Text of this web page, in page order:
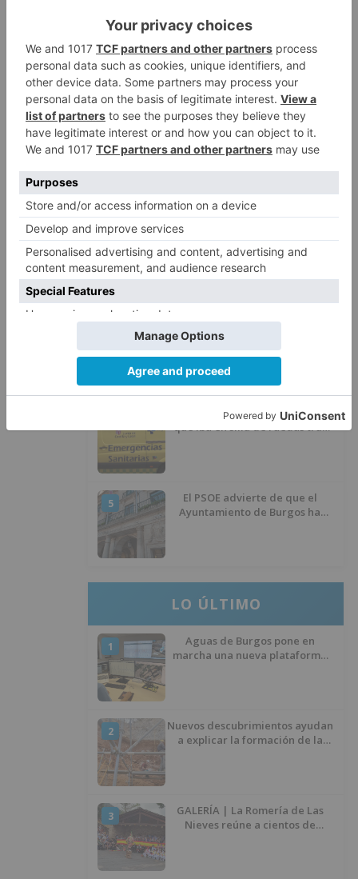
fraudulento
hubu
LO + VISTO
Matthew Brennan conquista el
Castillo y se viste de líder en el
2
Un incendio intencionado
calcina el tobogán del parque
infantil del Barrio del Pilar de
Seis proyectos de Burgos
recibirán 7,5 millones de euros
para impulsar plantas solares
Herido un hombre de 35 años
que iba en silla de ruedas tras
5
El PSOE advierte de que el
Ayuntamiento de Burgos ha
LO ÚLTIMO
1
Aguas de Burgos pone en
marcha una nueva plataforma
2
Nuevos descubrimientos ayudan
a explicar la formación de la
3
GALERÍA | La Romería de Las
Nieves reúne a cientos de